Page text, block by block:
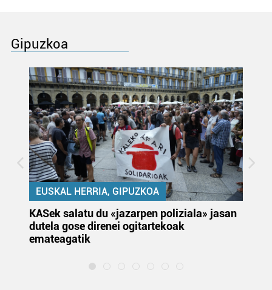
Gipuzkoa
EUSKAL HERRIA, GIPUZKOA
KASek salatu du «jazarpen poliziala» jasan
dutela gose direnei ogitartekoak
emateagatik